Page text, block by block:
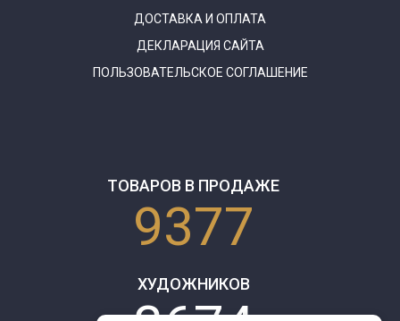
ДОСТАВКА И ОПЛАТА
ДЕКЛАРАЦИЯ САЙТА
ПОЛЬЗОВАТЕЛЬСКОЕ СОГЛАШЕНИЕ
ТОВАРОВ В ПРОДАЖЕ
9377
ХУДОЖНИКОВ